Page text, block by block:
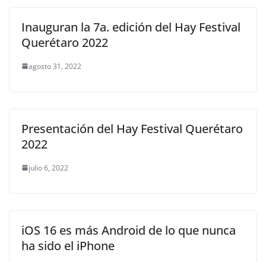
Inauguran la 7a. edición del Hay Festival
Querétaro 2022
agosto 31, 2022
Presentación del Hay Festival Querétaro
2022
julio 6, 2022
iOS 16 es más Android de lo que nunca
ha sido el iPhone